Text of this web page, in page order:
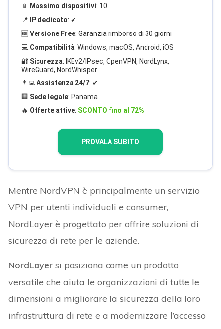
📱
Massimo dispositivi: 10
📍
IP dedicato: ✔
🆓Versione Free: Garanzia rimborso di 30 giorni
💻 Compatibilità: Windows, macOS, Android, iOS
🔐 Sicurezza: IKEv2/IPsec, OpenVPN, NordLynx,
WireGuard, NordWhisper
👨‍💻Assistenza 24/7: ✔
🏢 Sede legale: Panama
🔥 Offerte attive: SCONTO fino al 72%
PROVALA SUBITO
Mentre NordVPN è principalmente un servizio
VPN per utenti individuali e consumer,
NordLayer è progettato per offrire soluzioni di
sicurezza di rete per le aziende.
NordLayersi posiziona come un prodotto
versatile che aiuta le organizzazioni di tutte le
dimensioni a migliorare la sicurezza della loro
infrastruttura di rete e a modernizzare l’accesso